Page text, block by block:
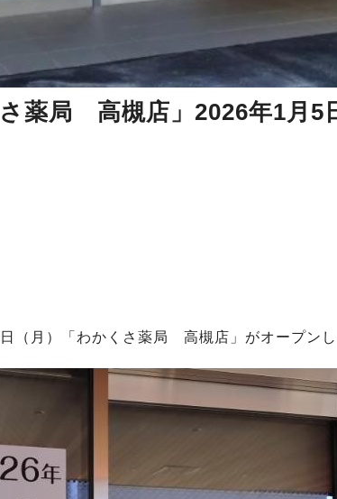
さ薬局 高槻店」2026年1月5
（月）「わかくさ薬局 高槻店」がオープンし